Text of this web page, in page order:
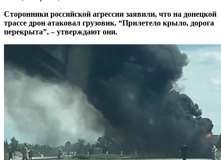
Сторонники российской агрессии заявили, что на донецкой
трассе дрон атаковал грузовик. “Прилетело крыло, дорога
перекрыта”, – утверждают они.